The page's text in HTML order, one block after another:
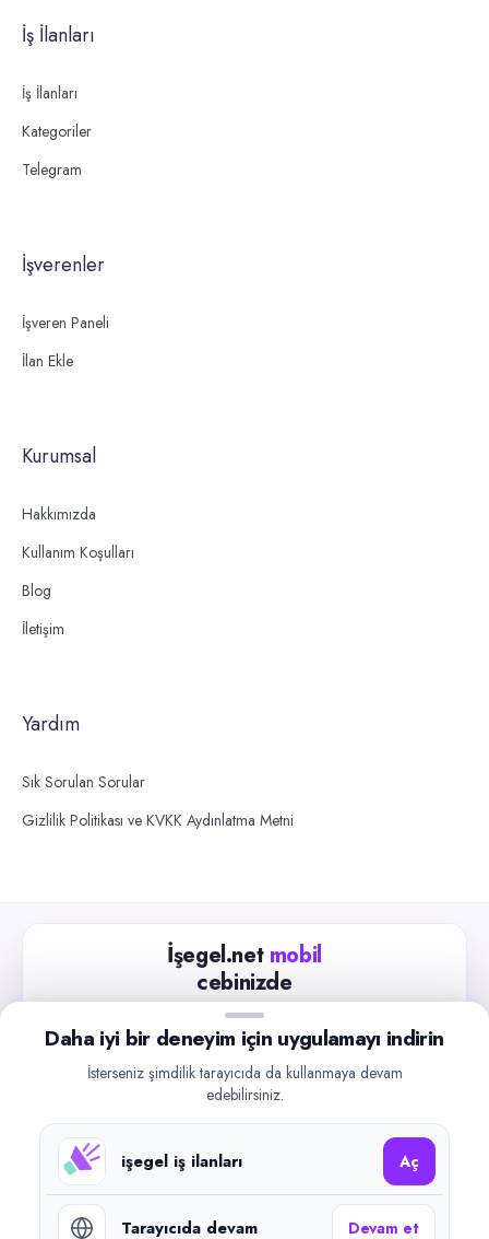
İş İlanları
İş İlanları
Kategoriler
Telegram
İşverenler
İşveren Paneli
İlan Ekle
Kurumsal
Hakkımızda
Kullanım Koşulları
Blog
İletişim
Yardım
Sık Sorulan Sorular
Gizlilik Politikası ve KVKK Aydınlatma Metni
İşegel.net mobil
cebinizde
Güncel iş ilanlarını takip edin, işverenlerle hızlıca
iletişime geçin.
Google Play
©2026işegel.net. Tüm hakları saklıdır.
Daha iyi bir deneyim için uygulamayı indirin
İsterseniz şimdilik tarayıcıda da kullanmaya devam
edebilirsiniz.
işegel iş ilanları Aç
Tarayıcıda devam Devam et